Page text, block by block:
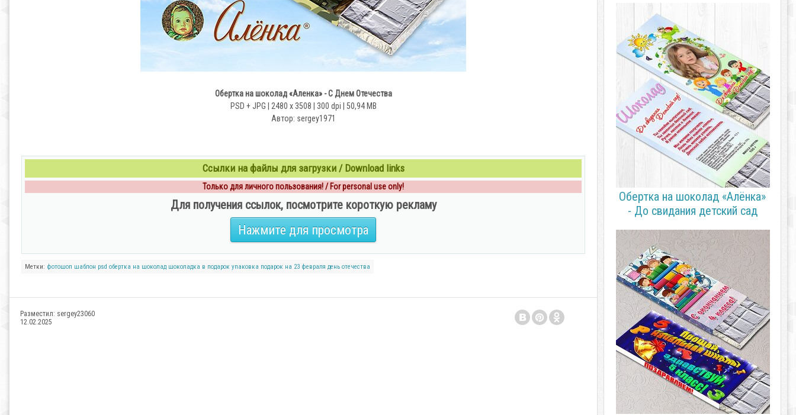
Обертка на шоколад «Аленка» - С Днем Отечества
PSD + JPG | 2480 x 3508 | 300 dpi | 50,94 MB
Автор: sergey1971
Ссылки на файлы для загрузки / Download links
Только для личного пользования! / For personal use only!
Для получения ссылок, посмотрите короткую рекламу
Нажмите для просмотра
Метки: фотошоп шаблон psd обертка на шоколад шоколадка в подарок упаковка подарок на 23 февраля день отечества
Разместил: sergey23060
12.02.2025
Обертка на шоколад «Алёнка»
- До свидания детский сад